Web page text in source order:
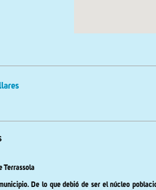
Terrassola
De lo que debió de ser el núcleo